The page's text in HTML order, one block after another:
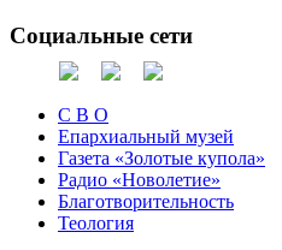
Социальные сети
С В О
Епархиальный музей
Газета «Золотые купола»
Радио «Новолетие»
Благотворительность
Теология